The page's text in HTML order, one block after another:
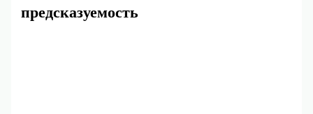
предсказуемость